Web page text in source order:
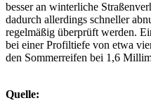
besser an winterliche
dadurch allerdings schneller
regelmäßig überprüft werden.
bei einer Profiltiefe von etwa
den Sommerreifen bei 1,6
Quelle: